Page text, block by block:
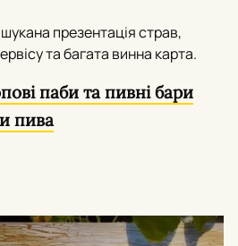
презентація страв,
та багата винна карта.
паби та пивні бари
пива